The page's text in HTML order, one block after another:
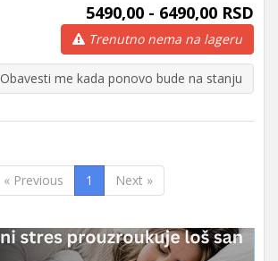
5490,00 - 6490,00 RSD
Trenutno nema na lageru
Obavesti me kada ponovo bude na stanju
« Previous 1 Next »